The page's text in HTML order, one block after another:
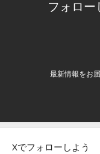
フォロー
最新情報をお
Xでフォローしよう